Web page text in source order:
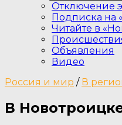
Отключение
Подписка на
Читайте в
Объявления
Видео
Россия и мир / В
В